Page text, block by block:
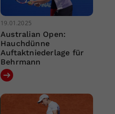
19.01.2025
Australian Open:
Hauchdünne
Auftaktniederlage für
Behrmann